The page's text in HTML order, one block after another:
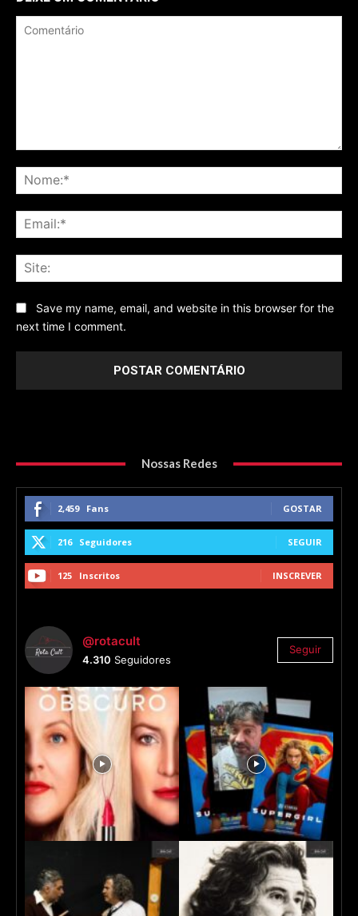
Save my name, email, and website in this browser for the
next time I comment.
Nossas Redes
2,459 Fans GOSTAR
216 Seguidores SEGUIR
125 Inscritos INSCREVER
@rotacult
4.310 Seguidores
Seguir